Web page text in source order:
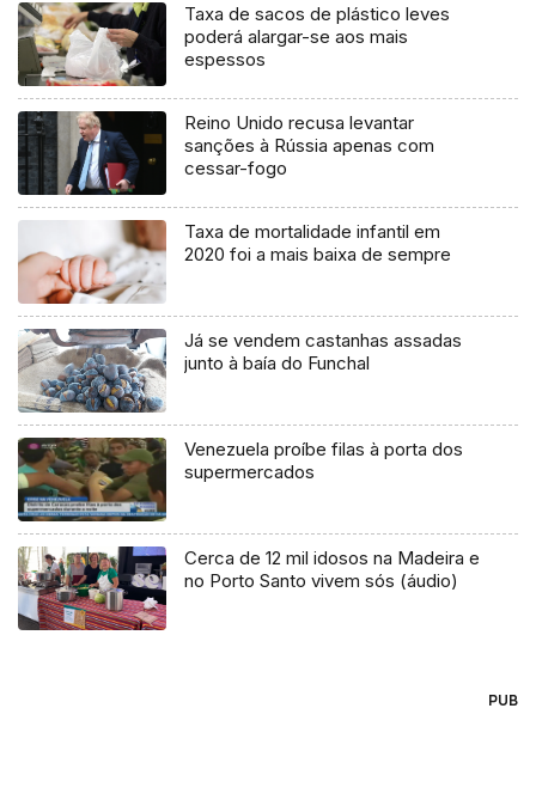
Taxa de sacos de plástico leves
poderá alargar-se aos mais
espessos
Reino Unido recusa levantar
sanções à Rússia apenas com
cessar-fogo
Taxa de mortalidade infantil em
2020 foi a mais baixa de sempre
Já se vendem castanhas assadas
junto à baía do Funchal
Venezuela proíbe filas à porta dos
supermercados
Cerca de 12 mil idosos na Madeira e
no Porto Santo vivem sós (áudio)
PUB